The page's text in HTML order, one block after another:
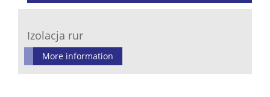
Izolacja rur
More information